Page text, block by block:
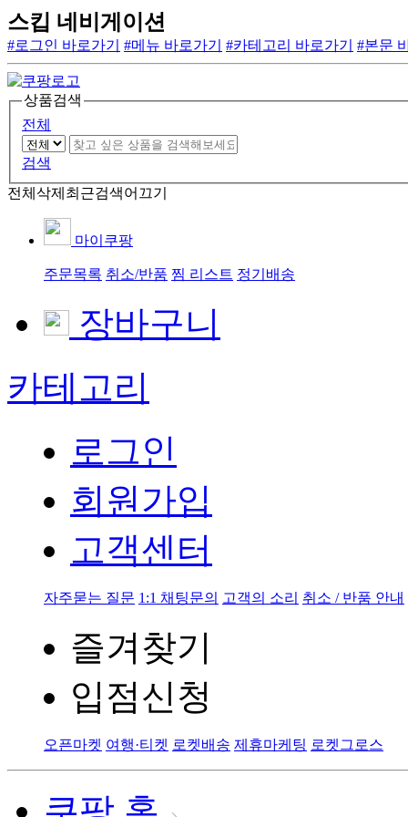
스킵 네비게이션
#로그인 바로가기 #메뉴 바로가기 #카테고리 바로가기 #본문
상품검색
전체
검색
전체삭제 최근검색어끄기
마이쿠팡
주문목록 취소/반품 찜 리스트 정기배송
장바구니
카테고리
로그인
회원가입
고객센터
자주묻는 질문 1:1 채팅문의 고객의 소리 취소 / 반품 안내
즐겨찾기
입점신청
오픈마켓 여행·티켓 로켓배송 제휴마케팅 로켓그로스